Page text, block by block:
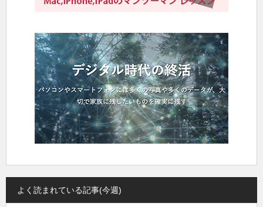
よく読まれている記事(今週)